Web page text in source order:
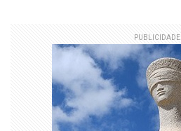
PUBLICIDADE